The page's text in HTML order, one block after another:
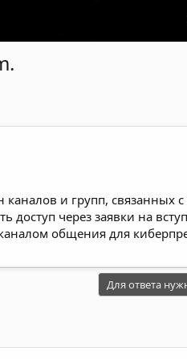
и групп, связанных
через заявки на
общения для
Для ответа